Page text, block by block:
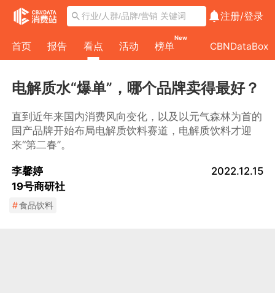
注册/登录
首页 报告 看点 活动 榜单
New
CBNDataBox
电解质水“爆单”，哪个品牌卖得最好？
直到近年来国内消费风向变化，以及以元气森林为首的
国产品牌开始布局电解质饮料赛道，电解质饮料才迎
来“第二春”。
李馨婷
19号商研社
2022.12.15
#食品饮料